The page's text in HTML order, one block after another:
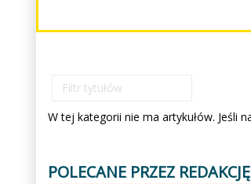
Filtr
tytułów
W tej kategorii nie ma artykułów. Jeśli
POLECANE PRZEZ REDAKCJĘ
Poprzedni